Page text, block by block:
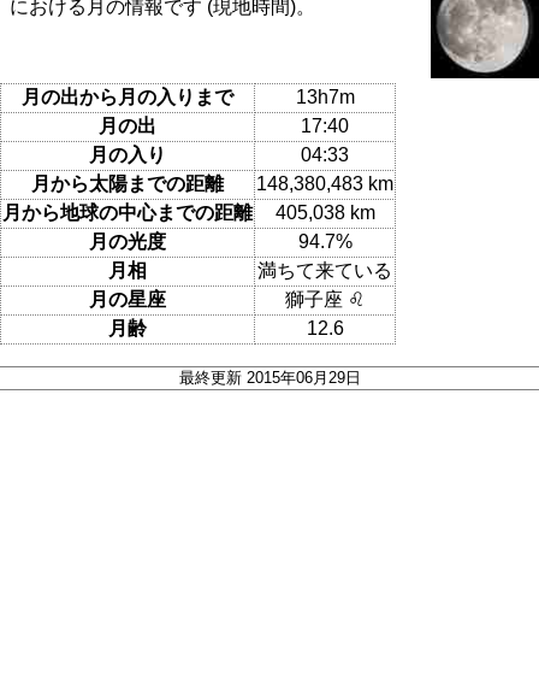
における月の情報です (現地時間)。
月の出から月の入りまで
13h7m
月の出
17:40
月の入り
04:33
月から太陽までの距離
148,380,483 km
月から地球の中心までの距離
405,038 km
月の光度
94.7%
月相
満ちて来ている
月の星座
獅子座 ♌
月齢
12.6
最終更新 2015年06月29日